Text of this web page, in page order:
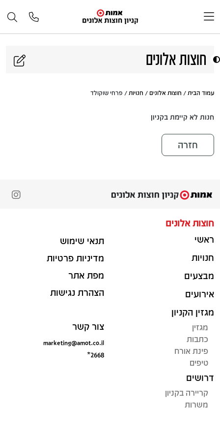
חוצות אלונים
עמוד הבית / חוצות אלונים / חנויות / פרחי שוקולד
חנות לא קיימת בקניון
חזרה
חוצות אלונים
ראשי
חנויות
מבצעים
אירועים
מגזין הקניון
מגזין
כתבות
פינת אורח
טיפים
דרושים
קריירה בקניון
משרות
תנאי שימוש
מדיניות פרטיות
מפת אתר
הצהרת נגישות
צור קשר
marketing@amot.co.il
*2668